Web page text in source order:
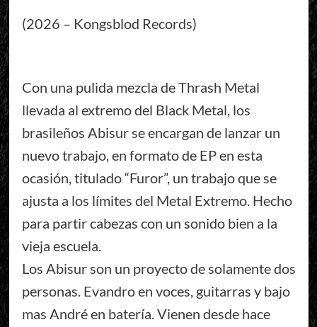
(2026 – Kongsblod Records)
Con una pulida mezcla de Thrash Metal
llevada al extremo del Black Metal, los
brasileños Abisur se encargan de lanzar un
nuevo trabajo, en formato de EP en esta
ocasión, titulado “Furor”, un trabajo que se
ajusta a los límites del Metal Extremo. Hecho
para partir cabezas con un sonido bien a la
vieja escuela.
Los Abisur son un proyecto de solamente dos
personas. Evandro en voces, guitarras y bajo
mas André en batería. Vienen desde hace